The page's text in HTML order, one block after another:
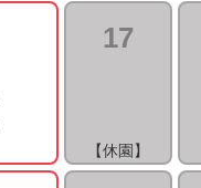
17
【休園】